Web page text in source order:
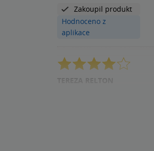
Zakoupil produkt
Hodnoceno z
aplikace